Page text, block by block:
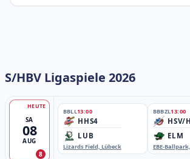
S/HBV Ligaspiele 2026
SA
08
AUG
HEUTE
8
BBLL13:00
HHS4
LUB
Lizards Field, Lübeck
BBBZL13:00
HSV/
ELM
EBE-